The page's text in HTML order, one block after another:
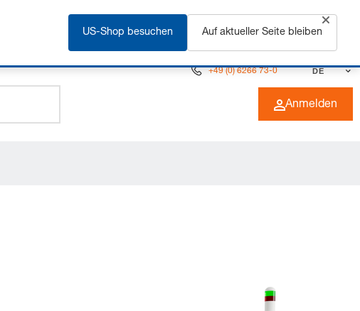
zu erfahren
+49 (0) 6266 73-0 DE
Anmelden
US-Shop besuchen Auf aktueller Seite bleiben